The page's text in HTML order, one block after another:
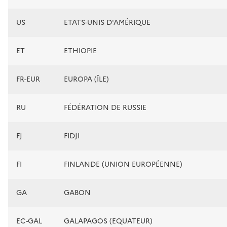
US ETATS-UNIS D'AMÉRIQUE
ET ETHIOPIE
FR-EUR EUROPA (ÎLE)
RU FÉDÉRATION DE RUSSIE
FJ FIDJI
FI FINLANDE (UNION EUROPÉENNE)
GA GABON
EC-GAL GALAPAGOS (EQUATEUR)